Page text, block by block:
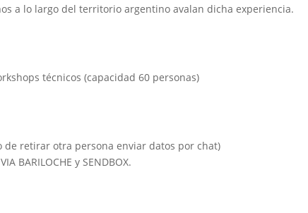
a lo largo del territorio argentino avalan dicha experiencia.
técnicos (capacidad 60 personas)
de retirar otra persona enviar datos por chat)
BARILOCHE y SENDBOX.